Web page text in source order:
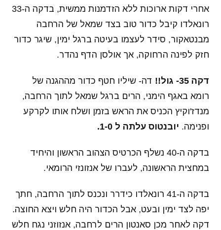
אחרי דקות ארוכות ללא הזדמנות ממשית, בדקה ה-33
רונאלדו קיבל כדור טוב בצד שמאל של הרחבה
מבנטאקור, סידר לעצמו בעיטה ברגל ימין, שיגר כדור
חזק לפינה הרחוקה, אך אולסן הדף נהדר.
דקה 35- גול!!
דה- שיליו חטף כדור מההגנה של
רומא באגף הימני, הרים ברגל שמאל לתוך הרחבה,
מנדז'וקיץ הכניס את הראש בזמן ושלח אותו לקרקע
ופנימה. יובנטוס עלתה ל 1-0.
בדקה ה-40 נשלף הכרטיס הצהוב הראשון והיחיד
במחצית הראשונה, לעברו של אנזונזי הרומאי.
בדקה ה-41 רונאלדו כידרר ונכנס לתוך הרחבה, חתך
יפה לצד ימין ובעט, אבל הכדור היה חלש ויצא החוצה.
דקה לאחר מכן סאנטון הרים לרחבה, אנזוזני נגח חלש